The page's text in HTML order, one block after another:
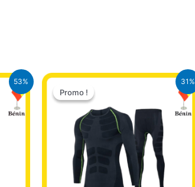
53% 31%
Promo !
Promo !
Le
initial
était :
18.000 CFA.
Le
est :
12.500 CFA.